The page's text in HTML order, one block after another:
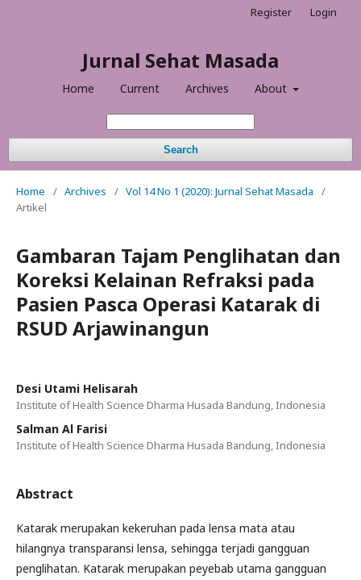
Jurnal Sehat Masada
Home Current Archives About
Search
Register Login
Home / Archives / Vol 14 No 1 (2020): Jurnal Sehat Masada
/
Artikel
Gambaran Tajam Penglihatan dan
Koreksi Kelainan Refraksi pada
Pasien Pasca Operasi Katarak di
RSUD Arjawinangun
Desi Utami Helisarah
Institute of Health Science Dharma Husada Bandung, Indonesia
Salman Al Farisi
Institute of Health Science Dharma Husada Bandung, Indonesia
Abstract
Katarak merupakan kekeruhan pada lensa mata atau
hilangnya transparansi lensa, sehingga terjadi gangguan
penglihatan. Katarak merupakan peyebab utama gangguan